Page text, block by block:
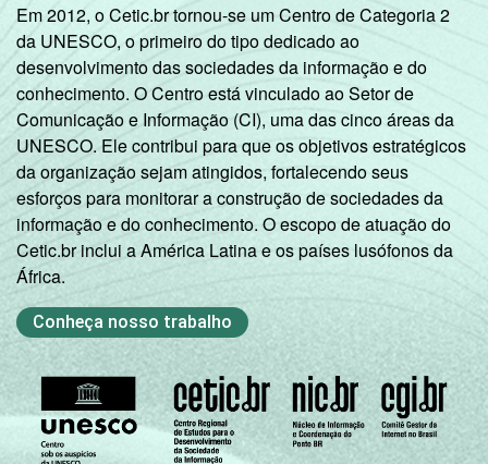
Em 2012, o Cetic.br tornou-se um Centro de Categoria 2
da UNESCO, o primeiro do tipo dedicado ao
desenvolvimento das sociedades da informação e do
conhecimento. O Centro está vinculado ao Setor de
Comunicação e Informação (CI), uma das cinco áreas da
UNESCO. Ele contribui para que os objetivos estratégicos
da organização sejam atingidos, fortalecendo seus
esforços para monitorar a construção de sociedades da
informação e do conhecimento. O escopo de atuação do
Cetic.br inclui a América Latina e os países lusófonos da
África.
Conheça nosso trabalho